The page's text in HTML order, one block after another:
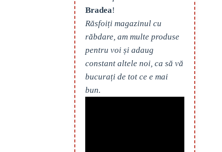
Bradea!
Răsfoiți magazinul cu
răbdare, am multe produse
pentru voi și adaug
constant altele noi, ca să vă
bucurați de tot ce e mai
bun.